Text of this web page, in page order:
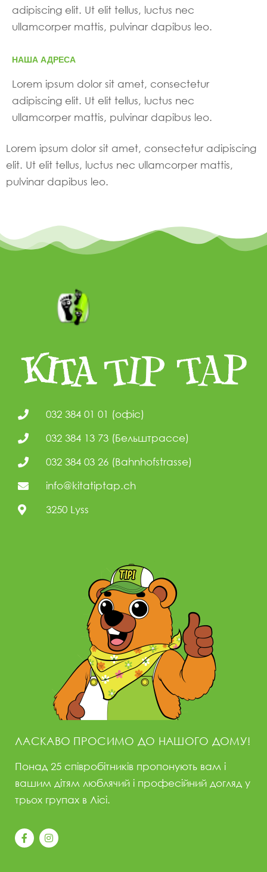
adipiscing elit. Ut elit tellus, luctus nec
ullamcorper mattis, pulvinar dapibus leo.
НАША АДРЕСА
Lorem ipsum dolor sit amet, consectetur
adipiscing elit. Ut elit tellus, luctus nec
ullamcorper mattis, pulvinar dapibus leo.
Lorem ipsum dolor sit amet, consectetur adipiscing
elit. Ut elit tellus, luctus nec ullamcorper mattis,
pulvinar dapibus leo.
032 384 01 01 (офіс)
032 384 13 73 (Бельштрассе)
032 384 03 26 (Bahnhofstrasse)
info@kitatiptap.ch
3250 Lyss
ЛАСКАВО ПРОСИМО ДО НАШОГО ДОМУ!
Понад 25 співробітників пропонують вам і
вашим дітям люблячий і професійний догляд у
трьох групах в Лісі.